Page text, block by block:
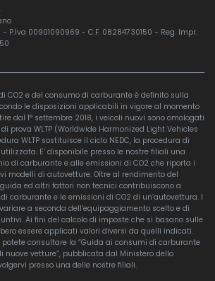
P.Iva 00901090969 - C.F. 08284730150 - Reg. Impr.
CO2 e del consumo di carburante è definito sulla
le disposizioni applicabili in vigore al momento
dal 1° settembre 2018, i veicoli nuovi sono omologati
prova WLTP (Worldwide Harmonized Light Vehicles
WLTP sostituisce il ciclo NEDC, la procedura di
E’ disponibile presso le nostre filiali una
di carburante e alle emissioni di CO2 che riporta i
modelli di autovetture. Oltre al rendimento del
ed altri fattori non tecnici contribuiscono a
carburante e le emissioni di CO2 di un’autovettura. I
a seconda dell’equipaggiamento scelto e di
Ai fini del calcolo di imposte che si basano sulle
essere applicati valori diversi da quelli indicati.
consultare la “Guida ai consumi di carburante
nuove vetture”, pubblicata dal Ministero dello
presso una delle nostre filiali.